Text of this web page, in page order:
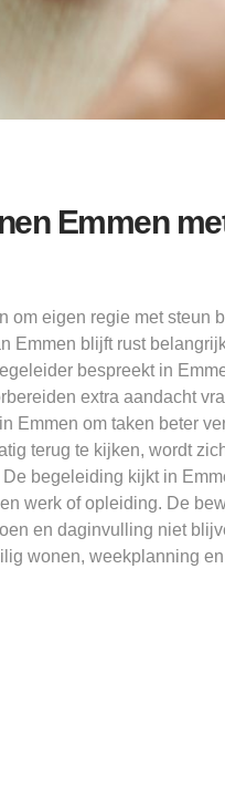
Emmen
om eigen regie met steun
Emmen blijft rust
bespreekt in
extra aandacht
Emmen om taken beter
terug te kijken, wordt
begeleiding kijkt in
werk of opleiding. De
en daginvulling niet
wonen, weekplanning